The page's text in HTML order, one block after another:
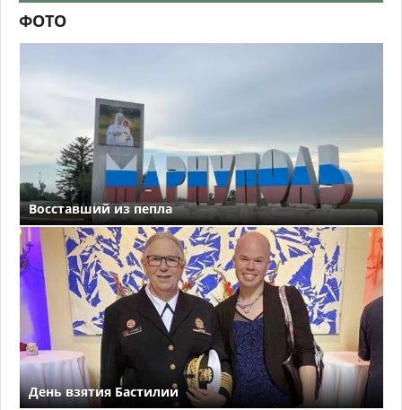
ФОТО
Восставший из пепла
День взятия Бастилии